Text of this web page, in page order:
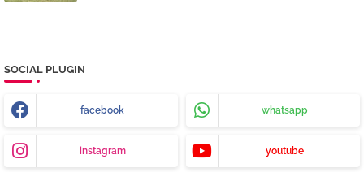
SOCIAL PLUGIN
facebook whatsapp
instagram youtube